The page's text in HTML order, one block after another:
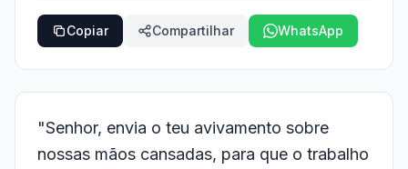
Copiar Compartilhar WhatsApp
"Senhor, envia o teu avivamento sobre
nossas mãos cansadas, para que o trabalho